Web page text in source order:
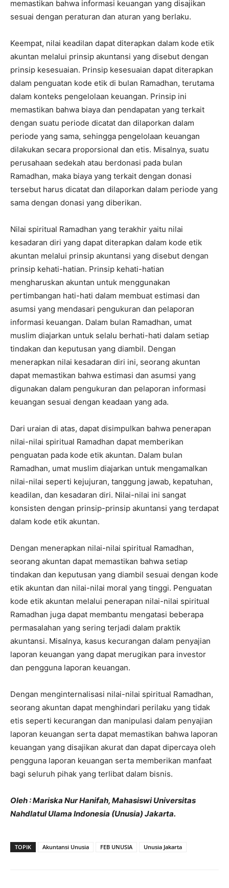
memastikan bahwa informasi keuangan yang disajikan
sesuai dengan peraturan dan aturan yang berlaku.
Keempat, nilai keadilan dapat diterapkan dalam kode etik
akuntan melalui prinsip akuntansi yang disebut dengan
prinsip kesesuaian. Prinsip kesesuaian dapat diterapkan
dalam penguatan kode etik di bulan Ramadhan, terutama
dalam konteks pengelolaan keuangan. Prinsip ini
memastikan bahwa biaya dan pendapatan yang terkait
dengan suatu periode dicatat dan dilaporkan dalam
periode yang sama, sehingga pengelolaan keuangan
dilakukan secara proporsional dan etis. Misalnya, suatu
perusahaan sedekah atau berdonasi pada bulan
Ramadhan, maka biaya yang terkait dengan donasi
tersebut harus dicatat dan dilaporkan dalam periode yang
sama dengan donasi yang diberikan.
Nilai spiritual Ramadhan yang terakhir yaitu nilai
kesadaran diri yang dapat diterapkan dalam kode etik
akuntan melalui prinsip akuntansi yang disebut dengan
prinsip kehati-hatian. Prinsip kehati-hatian
mengharuskan akuntan untuk menggunakan
pertimbangan hati-hati dalam membuat estimasi dan
asumsi yang mendasari pengukuran dan pelaporan
informasi keuangan. Dalam bulan Ramadhan, umat
muslim diajarkan untuk selalu berhati-hati dalam setiap
tindakan dan keputusan yang diambil. Dengan
menerapkan nilai kesadaran diri ini, seorang akuntan
dapat memastikan bahwa estimasi dan asumsi yang
digunakan dalam pengukuran dan pelaporan informasi
keuangan sesuai dengan keadaan yang ada.
Dari uraian di atas, dapat disimpulkan bahwa penerapan
nilai-nilai spiritual Ramadhan dapat memberikan
penguatan pada kode etik akuntan. Dalam bulan
Ramadhan, umat muslim diajarkan untuk mengamalkan
nilai-nilai seperti kejujuran, tanggung jawab, kepatuhan,
keadilan, dan kesadaran diri. Nilai-nilai ini sangat
konsisten dengan prinsip-prinsip akuntansi yang terdapat
dalam kode etik akuntan.
Dengan menerapkan nilai-nilai spiritual Ramadhan,
seorang akuntan dapat memastikan bahwa setiap
tindakan dan keputusan yang diambil sesuai dengan kode
etik akuntan dan nilai-nilai moral yang tinggi. Penguatan
kode etik akuntan melalui penerapan nilai-nilai spiritual
Ramadhan juga dapat membantu mengatasi beberapa
permasalahan yang sering terjadi dalam praktik
akuntansi. Misalnya, kasus kecurangan dalam penyajian
laporan keuangan yang dapat merugikan para investor
dan pengguna laporan keuangan.
Dengan menginternalisasi nilai-nilai spiritual Ramadhan,
seorang akuntan dapat menghindari perilaku yang tidak
etis seperti kecurangan dan manipulasi dalam penyajian
laporan keuangan serta dapat memastikan bahwa laporan
keuangan yang disajikan akurat dan dapat dipercaya oleh
pengguna laporan keuangan serta memberikan manfaat
bagi seluruh pihak yang terlibat dalam bisnis.
Oleh : Mariska Nur Hanifah, Mahasiswi Universitas
Nahdlatul Ulama Indonesia (Unusia) Jakarta.
TOPIK Akuntansi Unusia FEB UNUSIA Unusia Jakarta